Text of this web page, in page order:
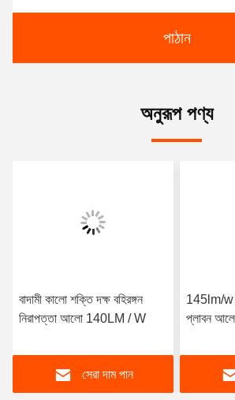
পাঠান
অনুরূপ পণ্য
বাদামী কালো শক্তি দক্ষ বহিরঙ্গন
নিরাপত্তা আলো 140LM / W
সেরা দাম পান
145lm/
প্লাবন